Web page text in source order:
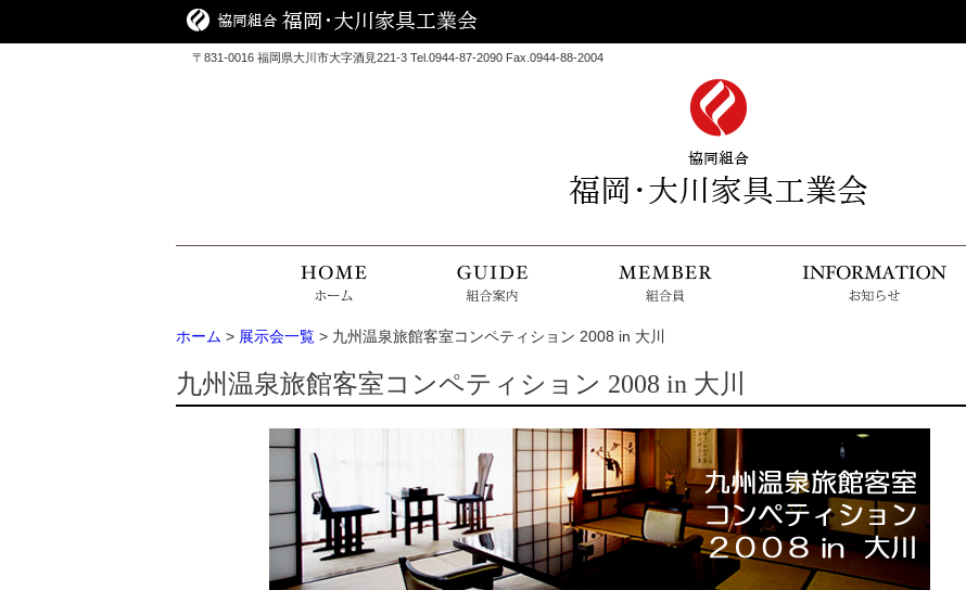
〒831-0016 福岡県大川市大字酒見221-3 Tel.0944-87-2090 Fax.0944-88-2004
組合員
ホーム > 展示会一覧 > 九州温泉旅館客室コンペティション 2008 in 大川
九州温泉旅館客室コンペティション 2008 in 大川